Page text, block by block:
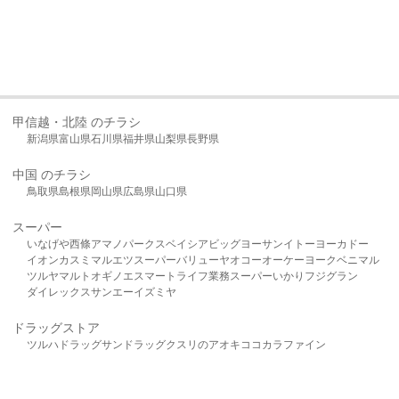
甲信越・北陸 のチラシ
新潟県富山県石川県福井県山梨県長野県
中国 のチラシ
鳥取県島根県岡山県広島県山口県
スーパー
いなげや西條アマノパークスベイシア ビッグヨーサンイトーヨーカドー
イオンカスミ マルエツスーパーバリューヤオコーオーケー ヨークベニマル
ツルヤマルト オギノ エスマート ライフ業務スーパーいかり フジグラン
ダイレックスサンエーイズミヤ
ドラッグストア
ツルハドラッグサンドラッグクスリのアオキ ココカラファイン